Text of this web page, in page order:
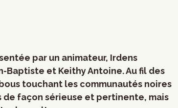
par un animateur, Irdens
Baptiste et Keithy Antoine. Au fil des
touchant les communautés noires
façon sérieuse et pertinente, mais